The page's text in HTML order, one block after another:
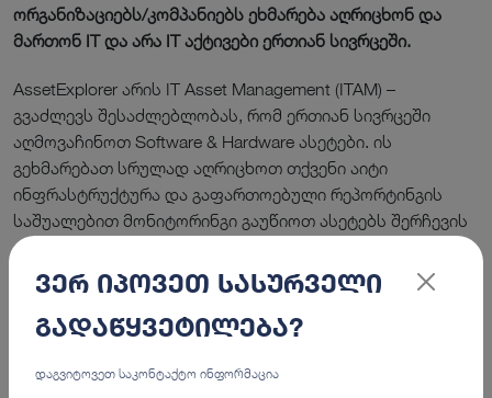
ორგანიზაციებს/კომპანიებს ეხმარება აღრიცხონ და
მართონ IT და არა IT აქტივები ერთიან სივრცეში.
AssetExplorer არის IT Asset Management (ITAM) –
გვაძლევს შესაძლებლობას, რომ ერთიან სივრცეში
აღმოვაჩინოთ Software & Hardware ასეტები. ის
გეხმარებათ სრულად აღრიცხოთ თქვენი აიტი
ინფრასტრუქტურა და გაფართოებული რეპორტინგის
საშუალებით მონიტორინგი გაუწიოთ ასეტებს შერჩევის
ფაზიდან ჩამოწერის ფაზამდე.
ვერ იპოვეთ სასურველი
გადაწყვეტილება?
დაგვიტოვეთ საკონტაქტო ინფორმაცია